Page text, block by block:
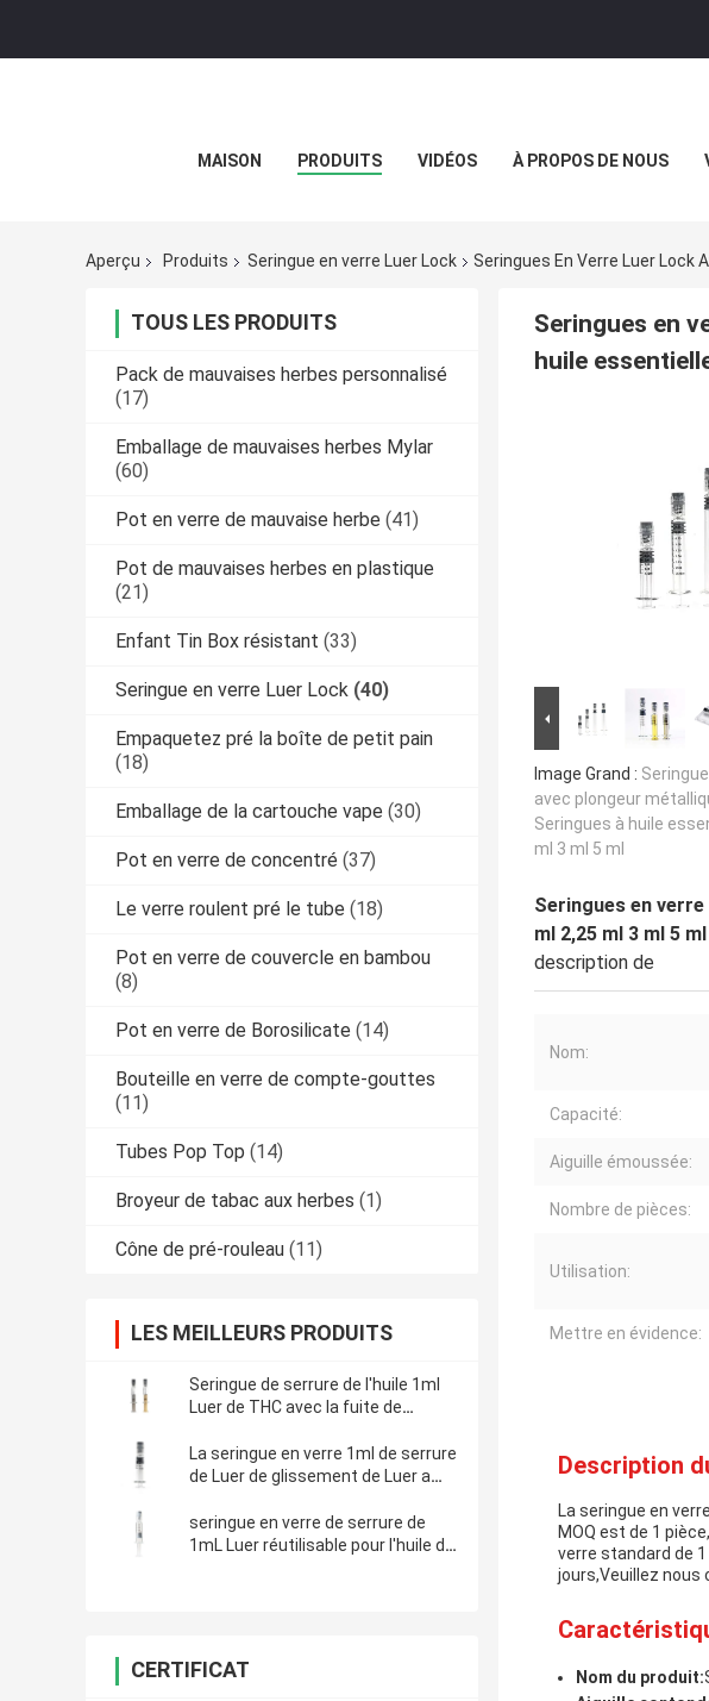
MAISON PRODUITS VIDÉOS À PROPOS DE NOUS
Aperçu Produits Seringue en verre Luer Lock Seringues En Verre Luer Lock
TOUS LES PRODUITS
Pack de mauvaises herbes personnalisé
(17)
Emballage de mauvaises herbes Mylar
(60)
Pot en verre de mauvaise herbe (41)
Pot de mauvaises herbes en plastique
(21)
Enfant Tin Box résistant (33)
Seringue en verre Luer Lock (40)
Empaquetez pré la boîte de petit pain
(18)
Emballage de la cartouche vape (30)
Pot en verre de concentré (37)
Le verre roulent pré le tube (18)
Pot en verre de couvercle en bambou
(8)
Pot en verre de Borosilicate (14)
Bouteille en verre de compte-gouttes
(11)
Tubes Pop Top (14)
Broyeur de tabac aux herbes (1)
Cône de pré-rouleau (11)
LES MEILLEURS PRODUITS
Seringue de serrure de l'huile 1ml
Luer de THC avec la fuite de
La seringue en verre 1ml de serrure
de Luer de glissement de Luer a
Borosilicate
seringue en verre de serrure de
1mL Luer réutilisable pour l'huile de
CERTIFICAT
Seringues en
huile
Image Grand :
avec plongeur
Seringues à huile
ml 3 ml 5 ml
Seringues en
ml 2,25 ml 3 ml 5 ml
description de
Nom:
Capacité:
Aiguille émoussée:
Nombre de pièces:
Utilisation:
Mettre en évidence:
Description
La seringue en
MOQ est de 1
verre standard de
jours,Veuillez nous
Nom du produit: